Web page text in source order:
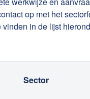
Vlaams
op met het
vinden in de lijst
Sector